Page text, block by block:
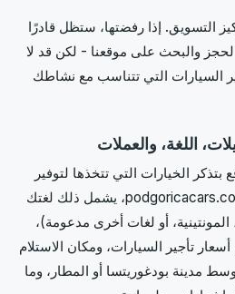
التسويق. إذا رفضتها، ستظل قادرًا
والبحث على موقعنا - لكن قد لا
السيارات التي تتناسب مع نشاطك
اللغة، والعملات
الخيارات التي تتخذها لتوفير
تجربة أكثر تخصيصًا. على podgoricacars.com، يشمل ذلك لغتك
أو لغات أخرى مدعومة)،
تأجير السيارات، ومكان الاستلام
مدينة بودغوريتسا أو المطار، وما